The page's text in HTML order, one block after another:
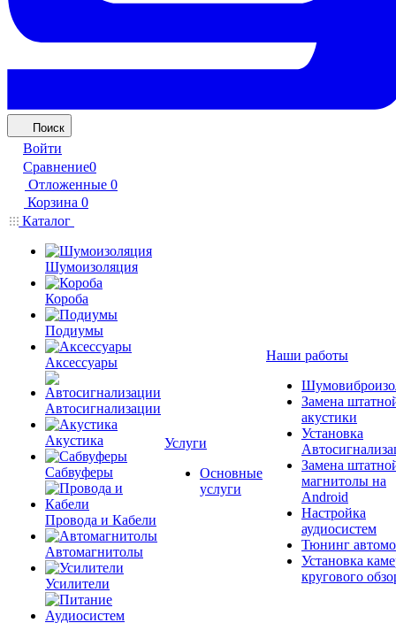
Поиск
Войти
Сравнение0
Отложенные 0
Корзина 0
Каталог
Шумоизоляция
Короба
Подиумы
Аксессуары
Автосигнализации
Акустика
Сабвуферы
Провода и Кабели
Автомагнитолы
Усилители
Услуги
Основные
услуги
Наши работы
Замена
акустики
Установка
Замена
магнитолы на
Android
Настройка
аудиосистем
Тюнинг
Установка
кругового